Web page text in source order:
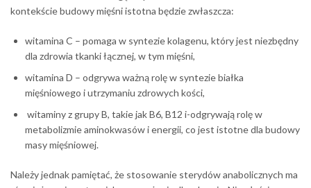
kontekście budowy mięśni istotna będzie zwłaszcza:
witamina C – pomaga w syntezie kolagenu, który jest niezbędny
dla zdrowia tkanki łącznej, w tym mięśni,
witamina D – odgrywa ważną rolę w syntezie białka
mięśniowego i utrzymaniu zdrowych kości,
witaminy z grupy B, takie jak B6, B12 i-odgrywają rolę w
metabolizmie aminokwasów i energii, co jest istotne dla budowy
masy mięśniowej.
Należy jednak pamiętać, że stosowanie sterydów anabolicznych ma